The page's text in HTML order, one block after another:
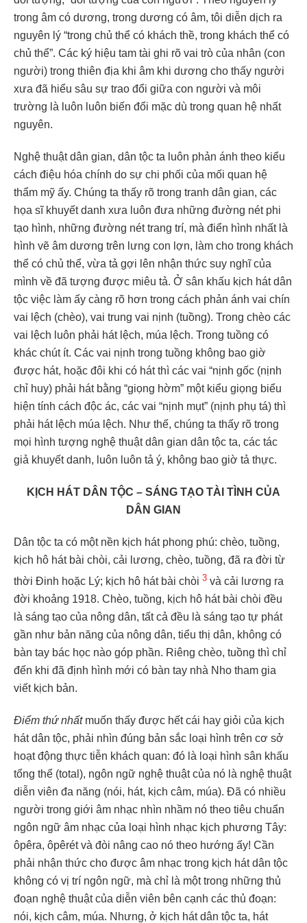
trong âm có dương, trong dương có âm, tôi diễn dịch ra
nguyên lý “trong chủ thể có khách thề, trong khách thể có
chủ thể”. Các ký hiệu tam tài ghi rõ vai trò của nhân (con
người) trong thiên địa khi âm khi dương cho thấy người
xưa đã hiểu sâu sự trao đổi giữa con người và môi
trường là luôn luôn biến đổi mặc dù trong quan hệ nhất
nguyên.
Nghệ thuật dân gian, dân tộc ta luôn phản ánh theo kiểu
cách điệu hóa chính do sự chi phối của mối quan hệ
thẩm mỹ ấy. Chúng ta thấy rõ trong tranh dân gian, các
họa sĩ khuyết danh xưa luôn đưa những đường nét phi
tạo hình, những đường nét trang trí, mà điển hình nhất là
hình vẽ âm dương trên lưng con lợn, làm cho trong khách
thể có chủ thể, vừa tả gợi lên nhận thức suy nghĩ của
mình về đã tượng được miêu tả. Ở sân khấu kịch hát dân
tộc việc làm ấy càng rõ hơn trong cách phản ánh vai chín
vai lệch (chèo), vai trung vai nịnh (tuồng). Trong chèo các
vai lệch luôn phải hát lệch, múa lệch. Trong tuồng có
khác chút ít. Các vai nịnh trong tuồng không bao giờ
được hát, hoặc đôi khi có hát thì các vai “nịnh gốc (nịnh
chỉ huy) phải hát bằng “giọng hờm” một kiểu giọng biểu
hiện tính cách độc ác, các vai “nịnh mụt” (nịnh phụ tá) thì
phải hát lệch múa lệch. Như thế, chúng ta thấy rõ trong
mọi hình tượng nghệ thuật dân gian dân tộc ta, các tác
giả khuyết danh, luôn luôn tả ý, không bao giờ tả thực.
KỊCH HÁT DÂN TỘC – SÁNG TẠO TÀI TÌNH CỦA
DÂN GIAN
Dân tộc ta có một nền kịch hát phong phú: chèo, tuồng,
kịch hô hát bài chòi, cải lương, chèo, tuồng, đã ra đời từ
thời Đinh hoặc Lý; kịch hô hát bài chòi 3 và cải lương ra
đời khoảng 1918. Chèo, tuồng, kịch hô hát bài chòi đều
là sáng tạo của nông dân, tất cả đều là sáng tạo tự phát
gần như bản năng của nông dân, tiểu thị dân, không có
bàn tay bác học nào góp phần. Riêng chèo, tuồng thì chỉ
đến khi đã định hình mới có bàn tay nhà Nho tham gia
viết kịch bản.
Điểm thứ nhất muốn thấy được hết cái hay giỏi của kịch
hát dân tộc, phải nhìn đúng bản sắc loại hình trên cơ sở
hoạt động thực tiễn khách quan: đó là loại hình sân khấu
tổng thể (total), ngôn ngữ nghệ thuật của nó là nghệ thuật
diễn viên đa năng (nói, hát, kịch câm, múa). Đã có nhiều
người trong giới âm nhạc nhìn nhầm nó theo tiêu chuẩn
ngôn ngữ âm nhạc của loại hình nhạc kịch phương Tây:
ôpêra, ôpêrét và đòi nâng cao nó theo hướng ấy! Cần
phải nhận thức cho được âm nhạc trong kịch hát dân tộc
không có vị trí ngôn ngữ, mà chỉ là một trong những thủ
đoạn nghệ thuật của diễn viên bên cạnh các thủ đoạn:
nói, kịch câm, múa. Nhưng, ở kịch hát dân tộc ta, hát